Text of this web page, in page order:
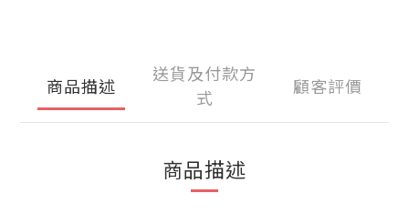
商品描述
送貨及付款方
式
顧客評價
商品描述